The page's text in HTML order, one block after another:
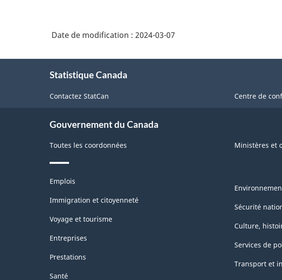
Date de modification : 2024-03-07
Statistique Canada
Contactez StatCan Centre de
Gouvernement du Canada
Toutes les coordonnées Ministères et
Thèmes
sujets
Emplois
Immigration et citoyenneté
Voyage et tourisme
Entreprises
Prestations
Santé
Sécurité
Culture,
Services de
Transport et